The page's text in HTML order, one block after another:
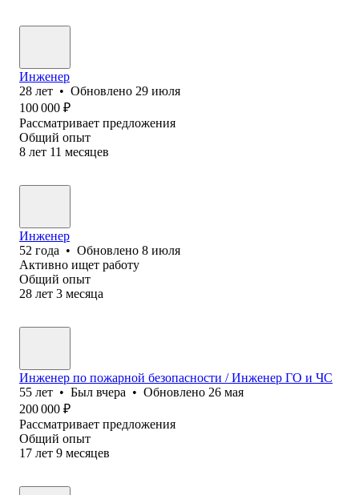
Инженер
28 лет • Обновлено 29 июля
100 000 ₽
Рассматривает предложения
Общий опыт
8 лет 11 месяцев
Инженер
52 года • Обновлено 8 июля
Активно ищет работу
Общий опыт
28 лет 3 месяца
Инженер по пожарной безопасности / Инженер ГО и ЧС
55 лет • Был вчера • Обновлено 26 мая
200 000 ₽
Рассматривает предложения
Общий опыт
17 лет 9 месяцев